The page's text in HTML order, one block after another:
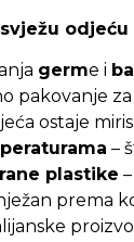
odjeću
germe i
pakovanje
ostaje
–
plastike
prema